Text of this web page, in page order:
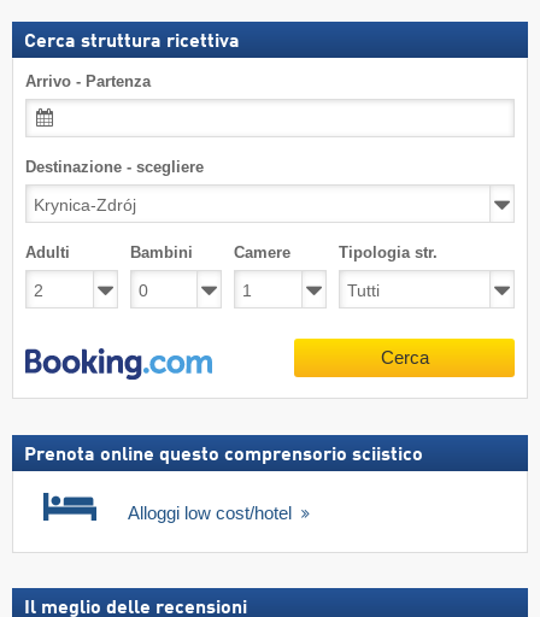
Cerca struttura ricettiva
Arrivo - Partenza
Destinazione - scegliere
Adulti Bambini Camere Tipologia str.
Cerca
Prenota online questo comprensorio sciistico
Alloggi low cost/hotel
Il meglio delle recensioni